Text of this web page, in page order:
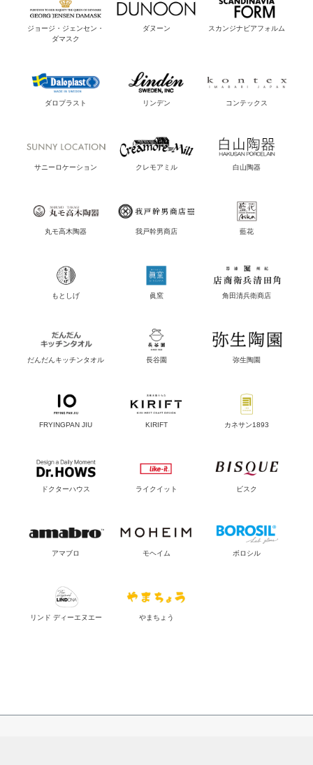
ジョージ・ジェンセン・
ダマスク
ダヌーン スカンジナビアフォルム
ダロプラスト リンデン コンテックス
サニーロケーション クレモアミル 白山陶器
丸モ高木陶器 我戸幹男商店 藍花
もとしげ 眞窯 角田清兵衛商店
だんだんキッチンタオル 長谷園 弥生陶園
FRYINGPAN JIU KIRIFT カネサン1893
ドクターハウス ライクイット ビスク
アマブロ モヘイム ボロシル
リンド ディーエヌエー やまちょう